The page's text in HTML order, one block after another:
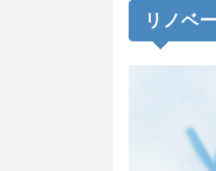
リノベ